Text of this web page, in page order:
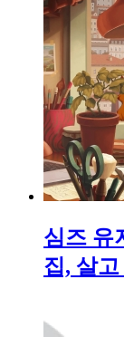
심즈 유
집, 살